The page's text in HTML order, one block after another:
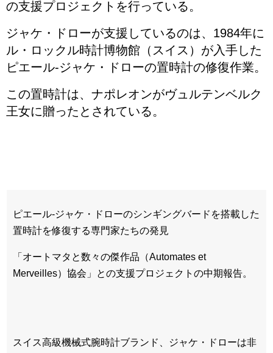
の支援プロジェクトを行っている。
ジャケ・ドローが支援しているのは、1984年に
ル・ロックル時計博物館（スイス）が入手した
ピエール-ジャケ・ドローの置時計の修復作業。
この置時計は、ナポレオンがヴュルテンベルク
王女に贈ったとされている。
ピエール-ジャケ・ドローのシンギングバードを搭載した
置時計を修復する専門家たちの発見
「オートマタと数々の傑作品（Automates et
Merveilles）協会」との支援プロジェクトの中期報告。
スイス高級機械式腕時計ブランド、ジャケ・ドローは非